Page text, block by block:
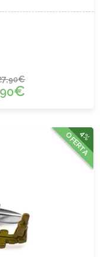
90€
90€
4%
OFERTA